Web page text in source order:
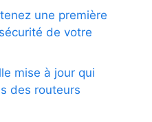
une première
de votre
mise à jour qui
des routeurs